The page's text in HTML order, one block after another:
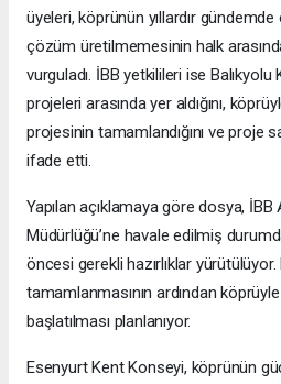
üyeleri, köprünün yıllardır gündemde
çözüm üretilmemesinin halk
vurguladı. İBB yetkilileri ise
projeleri arasında yer aldığını,
projesinin tamamlandığını ve proje
ifade etti.
Yapılan açıklamaya göre dosya, İBB
Müdürlüğü’ne havale edilmiş
öncesi gerekli hazırlıklar yürütülüyor.
tamamlanmasının ardından
başlatılması planlanıyor.
Esenyurt Kent Konseyi, köprünün